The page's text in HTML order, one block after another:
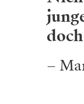
–